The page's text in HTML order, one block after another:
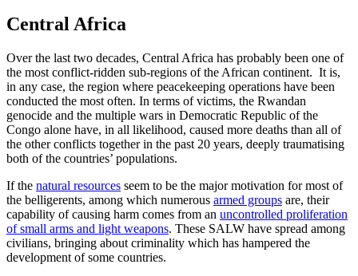
Central Africa
Over the last two decades, Central Africa has probably been one of
the most conflict-ridden sub-regions of the African continent. It is,
in any case, the region where peacekeeping operations have been
conducted the most often. In terms of victims, the Rwandan
genocide and the multiple wars in Democratic Republic of the
Congo alone have, in all likelihood, caused more deaths than all of
the other conflicts together in the past 20 years, deeply traumatising
both of the countries’ populations.
If the natural resources seem to be the major motivation for most of
the belligerents, among which numerous armed groups are, their
capability of causing harm comes from an uncontrolled proliferation
of small arms and light weapons. These SALW have spread among
civilians, bringing about criminality which has hampered the
development of some countries.